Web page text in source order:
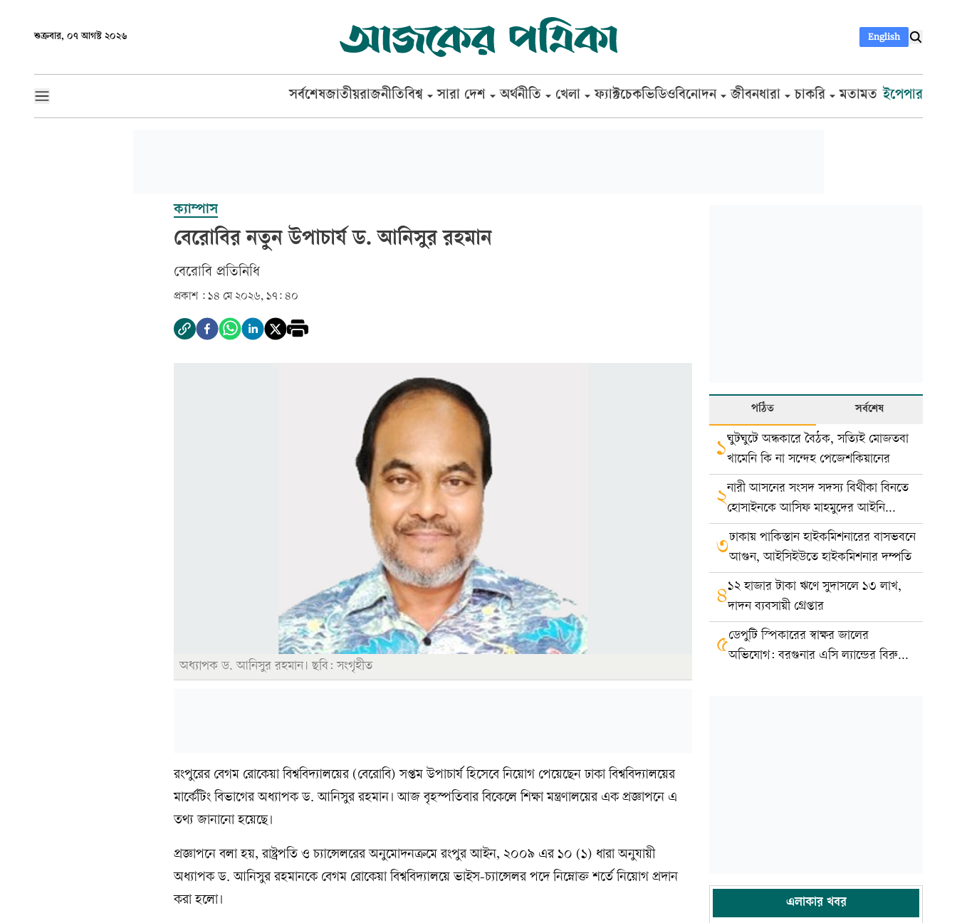
শুক্রবার, ০৭ আগস্ট ২০২৬ English
সর্বশেষজাতীয়রাজনীতিবিশ্ব সারা দেশ অর্থনীতি খেলা ফ্যাক্টচেকভিডিওবিনোদন জীবনধারা চাকরি মতামত ইপেপার
ক্যাম্পাস
বেরোবির নতুন উপাচার্য ড. আনিসুর রহমান
বেরোবি প্রতিনিধি
প্রকাশ : ১৪ মে ২০২৬, ১৭: ৪০
অধ্যাপক ড. আনিসুর রহমান। ছবি: সংগৃহীত
রংপুরের বেগম রোকেয়া বিশ্ববিদ্যালয়ের (বেরোবি) সপ্তম উপাচার্য হিসেবে নিয়োগ পেয়েছেন ঢাকা বিশ্ববিদ্যালয়ের
মার্কেটিং বিভাগের অধ্যাপক ড. আনিসুর রহমান। আজ বৃহস্পতিবার বিকেলে শিক্ষা মন্ত্রণালয়ের এক প্রজ্ঞাপনে এ
তথ্য জানানো হয়েছে।
প্রজ্ঞাপনে বলা হয়, রাষ্ট্রপতি ও চ্যান্সেলরের অনুমোদনক্রমে রংপুর আইন, ২০০৯ এর ১০ (১) ধারা অনুযায়ী
অধ্যাপক ড. আনিসুর রহমানকে বেগম রোকেয়া বিশ্ববিদ্যালয়ে ভাইস-চ্যান্সেলর পদে নিম্নোক্ত শর্তে নিয়োগ প্রদান
করা হলো।
পঠিত সর্বশেষ
১ঘুটঘুটে অন্ধকারে বৈঠক, সত্যিই মোজতবা
খামেনি কি না সন্দেহ পেজেশকিয়ানের
২নারী আসনের সংসদ সদস্য বিথীকা বিনতে
হোসাইনকে আসিফ মাহমুদের আইনি
নোটিশ
৩ঢাকায় পাকিস্তান হাইকমিশনারের বাসভবনে
আগুন, আইসিইউতে হাইকমিশনার দম্পতি
৪১২ হাজার টাকা ঋণে সুদাসলে ১৩ লাখ,
দাদন ব্যবসায়ী গ্রেপ্তার
৫ডেপুটি স্পিকারের স্বাক্ষর জালের
অভিযোগ: বরগুনার এসি ল্যান্ডের বিরুদ্ধে
এলাকার খবর